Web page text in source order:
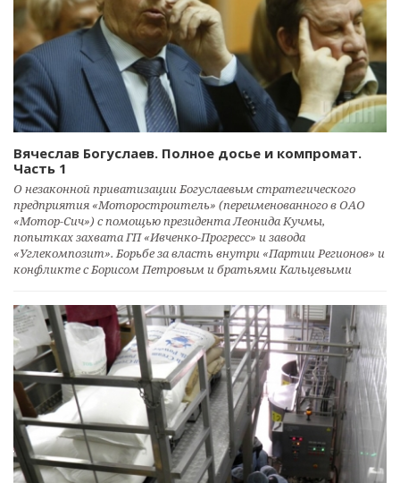
Вячеслав Богуслаев. Полное досье и компромат.
Часть 1
О незаконной приватизации Богуслаевым стратегического
предприятия «Моторостроитель» (переименованного в ОАО
«Мотор-Сич») с помощью президента Леонида Кучмы,
попытках захвата ГП «Ивченко-Прогресс» и завода
«Углекомпозит». Борьбе за власть внутри «Партии Регионов» и
конфликте с Борисом Петровым и братьями Кальцевыми